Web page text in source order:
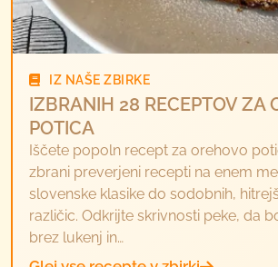
IZ NAŠE ZBIRKE
IZBRANIH 28 RECEPTOV ZA
POTICA
Iščete popoln recept za orehovo
zbrani preverjeni recepti na enem
slovenske klasike do sodobnih,
različic. Odkrijte skrivnosti peke, da
brez lukenj in…